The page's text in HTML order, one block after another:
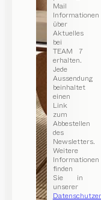
Mail
Informationen
über
Aktuelles
bei
TEAM 7
erhalten.
Jede
Aussendung
beinhaltet
einen
Link
zum
Abbestellen
des
Newsletters.
Weitere
Informationen
finden
Sie in
unserer